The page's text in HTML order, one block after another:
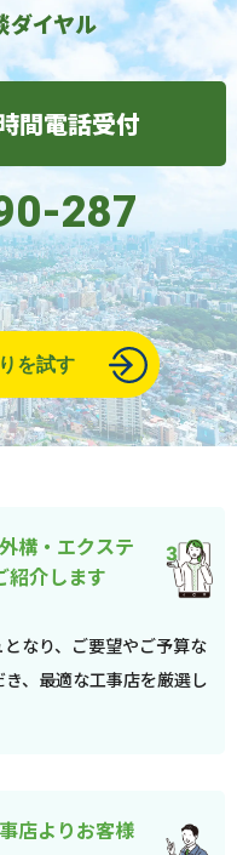
ダイヤル
間電話受付
287
を試す
構・エクステ
紹介します
なり、ご要望やご予算な
、最適な工事店を厳選し
店よりお客様